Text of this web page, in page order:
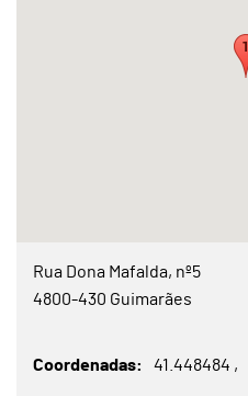
Rua Dona Mafalda, nº5
4800-430 Guimarães
Coordenadas 41.448484